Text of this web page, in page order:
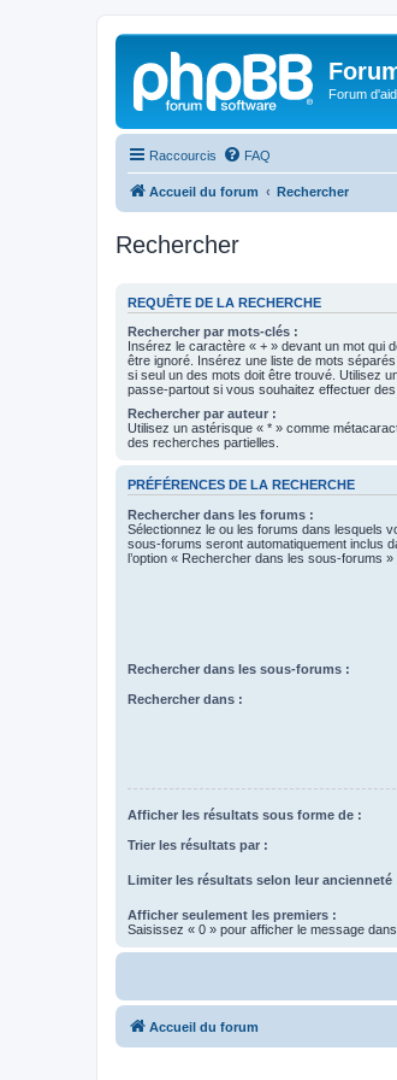
Forum
Raccourcis FAQ
Accueil du forum Rechercher
Rechercher
REQUÊTE DE LA RECHERCHE
Rechercher par mots-clés :
Insérez le caractère « + » devant un mot qui
être ignoré. Insérez une liste de mots
si seul un des mots doit être trouvé. Utilisez
passe-partout si vous souhaitez effectuer
Rechercher par auteur :
Utilisez un astérisque « * » comme
des recherches partielles.
PRÉFÉRENCES DE LA RECHERCHE
Rechercher dans les forums :
Sélectionnez le ou les forums dans lesquels
sous-forums seront automatiquement inclus
l’option « Rechercher dans les sous-forums »
Rechercher dans les sous-forums :
Rechercher dans :
Afficher les résultats sous forme de :
Trier les résultats par :
Limiter les résultats selon leur ancienneté
Afficher seulement les premiers :
Saisissez « 0 » pour afficher le message dans
Accueil du forum